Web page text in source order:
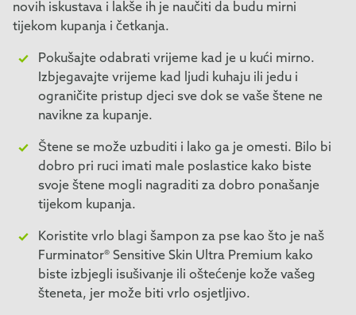
novih iskustava i lakše ih je naučiti da budu mirni
tijekom kupanja i četkanja.
Pokušajte odabrati vrijeme kad je u kući mirno.
Izbjegavajte vrijeme kad ljudi kuhaju ili jedu i
ograničite pristup djeci sve dok se vaše štene ne
navikne za kupanje.
Štene se može uzbuditi i lako ga je omesti. Bilo bi
dobro pri ruci imati male poslastice kako biste
svoje štene mogli nagraditi za dobro ponašanje
tijekom kupanja.
Koristite vrlo blagi šampon za pse kao što je naš
Furminator® Sensitive Skin Ultra Premium kako
biste izbjegli isušivanje ili oštećenje kože vašeg
šteneta, jer može biti vrlo osjetljivo.